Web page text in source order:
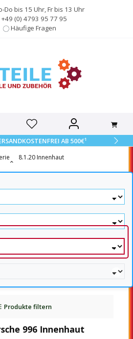
Do bis 15 Uhr, Fr bis 13 Uhr
+49 (0) 4793 95 77 95
Häufige Fragen
AB 500€1
8.1.20 Innenhaut
Produkte filtern
996 Innenhaut